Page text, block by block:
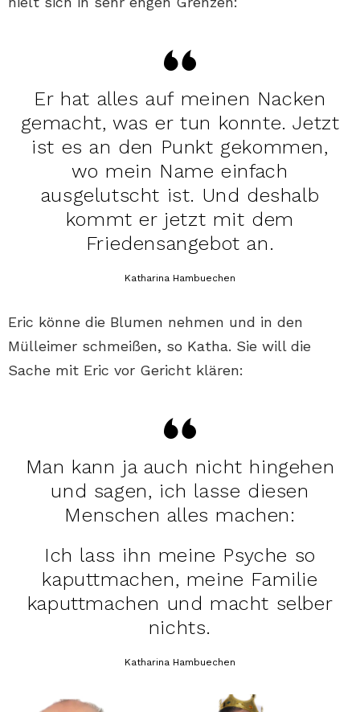
Er hat alles auf meinen Nacken
gemacht, was er tun konnte. Jetzt
ist es an den Punkt gekommen,
wo mein Name einfach
ausgelutscht ist. Und deshalb
kommt er jetzt mit dem
Friedensangebot an.
Katharina Hambuechen
Eric könne die Blumen nehmen und in den
Mülleimer schmeißen, so Katha. Sie will die
Sache mit Eric vor Gericht klären:
Man kann ja auch nicht hingehen
und sagen, ich lasse diesen
Menschen alles machen:
Ich lass ihn meine Psyche so
kaputtmachen, meine Familie
kaputtmachen und macht selber
nichts.
Katharina Hambuechen